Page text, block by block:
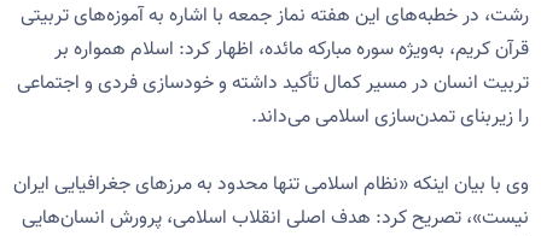
رشت، در خطبه‌های این هفته نماز جمعه با اشاره به آموزه‌های تربیتی
قرآن کریم، به‌ویژه سوره مبارکه مائده، اظهار کرد: اسلام همواره بر
تربیت انسان در مسیر کمال تأکید داشته و خودسازی فردی و اجتماعی
را زیربنای تمدن‌سازی اسلامی می‌داند.
وی با بیان اینکه «نظام اسلامی تنها محدود به مرزهای جغرافیایی ایران
نیست»، تصریح کرد: هدف اصلی انقلاب اسلامی، پرورش انسان‌هایی